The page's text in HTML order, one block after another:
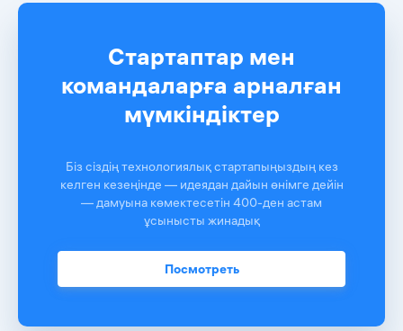
Стартаптар мен
командаларға арналған
мүмкіндіктер
Біз сіздің технологиялық стартапыңыздың кез
келген кезеңінде — идеядан дайын өнімге дейін
— дамуына көмектесетін 400-ден астам
ұсынысты жинадық
Посмотреть